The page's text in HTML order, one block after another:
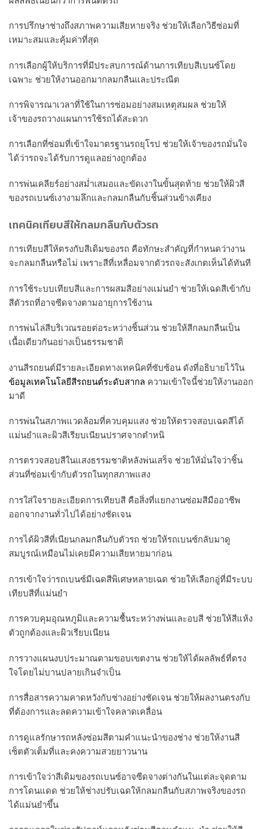
การปรึกษาช่างถึงสภาพความเสียหายจริง ช่วยให้เลือกวิธีซ่อมที่
เหมาะสมและคุ้มค่าที่สุด
การเลือกผู้ให้บริการที่มีประสบการณ์ด้านการเทียบสีเบนซ์โดย
เฉพาะ ช่วยให้งานออกมากลมกลืนและประณีต
การพิจารณาเวลาที่ใช้ในการซ่อมอย่างสมเหตุสมผล ช่วยให้
เจ้าของรถวางแผนการใช้รถได้สะดวก
การเลือกที่ซ่อมที่เข้าใจมาตรฐานรถยุโรป ช่วยให้เจ้าของรถมั่นใจ
ได้ว่ารถจะได้รับการดูแลอย่างถูกต้อง
การพ่นเคลียร์อย่างสม่ำเสมอและขัดเงาในขั้นสุดท้าย ช่วยให้ผิวสี
ของรถเบนซ์เงางามลึกและกลมกลืนกับชิ้นส่วนข้างเคียง
เทคนิคเทียบสีให้กลมกลืนกับตัวรถ
การเทียบสีให้ตรงกับสีเดิมของรถ คือทักษะสำคัญที่กำหนดว่างาน
จะกลมกลืนหรือไม่ เพราะสีที่เหลื่อมจากตัวรถจะสังเกตเห็นได้ทันที
การใช้ระบบเทียบสีและการผสมสีอย่างแม่นยำ ช่วยให้เฉดสีเข้ากับ
สีตัวรถที่อาจซีดจางตามอายุการใช้งาน
การพ่นไล่สีบริเวณรอยต่อระหว่างชิ้นส่วน ช่วยให้สีกลมกลืนเป็น
เนื้อเดียวกันอย่างเป็นธรรมชาติ
งานสีรถยนต์มีรายละเอียดทางเทคนิคที่ซับซ้อน ดังที่อธิบายไว้ใน
ข้อมูลเทคโนโลยีสีรถยนต์ระดับสากล ความเข้าใจนี้ช่วยให้งานออก
มาดี
การพ่นในสภาพแวดล้อมที่ควบคุมแสง ช่วยให้ตรวจสอบเฉดสีได้
แม่นยำและผิวสีเรียบเนียนปราศจากตำหนิ
การตรวจสอบสีในแสงธรรมชาติหลังพ่นเสร็จ ช่วยให้มั่นใจว่าชิ้น
ส่วนที่ซ่อมเข้ากับตัวรถในทุกสภาพแสง
การใส่ใจรายละเอียดการเทียบสี คือสิ่งที่แยกงานซ่อมสีมืออาชีพ
ออกจากงานทั่วไปได้อย่างชัดเจน
การได้ผิวสีที่เนียนกลมกลืนกับตัวรถ ช่วยให้รถเบนซ์กลับมาดู
สมบูรณ์เหมือนไม่เคยมีความเสียหายมาก่อน
การเข้าใจว่ารถเบนซ์มีเฉดสีพิเศษหลายเฉด ช่วยให้เลือกอู่ที่มีระบบ
เทียบสีที่แม่นยำ
การควบคุมอุณหภูมิและความชื้นระหว่างพ่นและอบสี ช่วยให้สีแห้ง
ตัวถูกต้องและผิวเรียบเนียน
การวางแผนงบประมาณตามขอบเขตงาน ช่วยให้ได้ผลลัพธ์ที่ตรง
ใจโดยไม่บานปลายเกินจำเป็น
การสื่อสารความคาดหวังกับช่างอย่างชัดเจน ช่วยให้ผลงานตรงกับ
ที่ต้องการและลดความเข้าใจคลาดเคลื่อน
การดูแลรักษารถหลังซ่อมสีตามคำแนะนำของช่าง ช่วยให้งานสี
เซ็ตตัวเต็มที่และคงความสวยยาวนาน
การเข้าใจว่าสีเดิมของรถเบนซ์อาจซีดจางต่างกันในแต่ละจุดตาม
การโดนแดด ช่วยให้ช่างปรับเฉดให้กลมกลืนกับสภาพจริงของรถ
ได้แม่นยำขึ้น